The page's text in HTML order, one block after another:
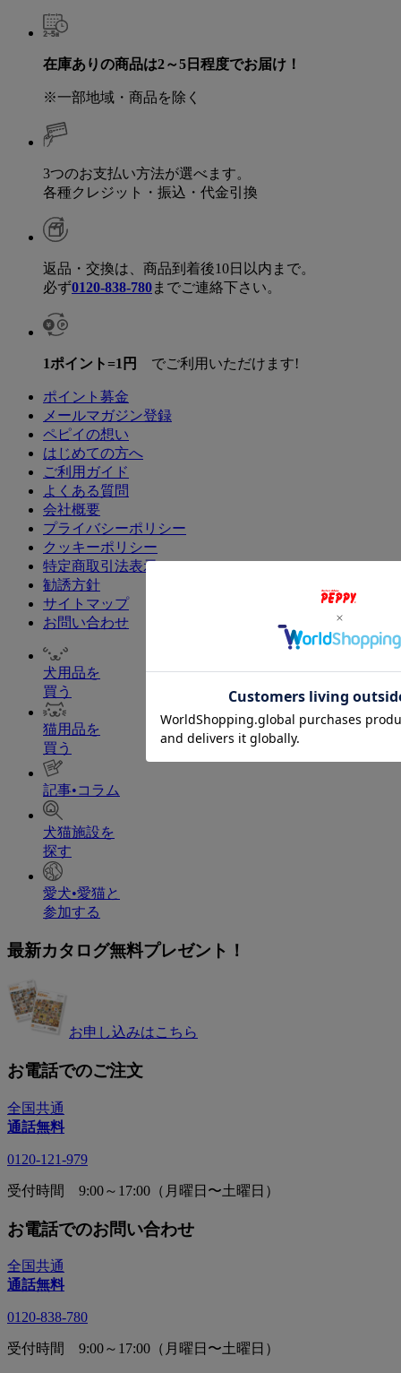
在庫ありの商品は2～5日程度でお届け！
※一部地域・商品を除く
3つのお支払い方法が選べます。
各種クレジット・振込・代金引換
返品・交換は、商品到着後10日以内まで。
必ず0120-838-780までご連絡下さい。
1ポイント=1円 でご利用いただけます!
ポイント募金
メールマガジン登録
ペピイの想い
はじめての方へ
ご利用ガイド
よくある質問
会社概要
プライバシーポリシー
クッキーポリシー
特定商取引法表示
勧誘方針
サイトマップ
お問い合わせ
犬用品を
買う
猫用品を
買う
記事•コラム
犬猫施設を
探す
愛犬•愛猫と
参加する
最新カタログ無料プレゼント！
お申し込みはこちら
お電話でのご注文
全国共通
通話無料
0120-121-979
受付時間 9:00～17:00（月曜日〜土曜日）
お電話でのお問い合わせ
全国共通
通話無料
0120-838-780
受付時間 9:00～17:00（月曜日〜土曜日）